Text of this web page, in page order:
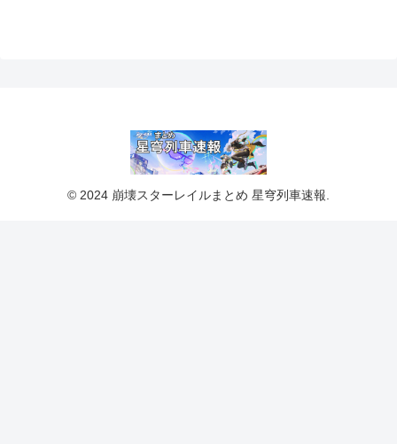
© 2024 崩壊スターレイルまとめ 星穹列車速報.